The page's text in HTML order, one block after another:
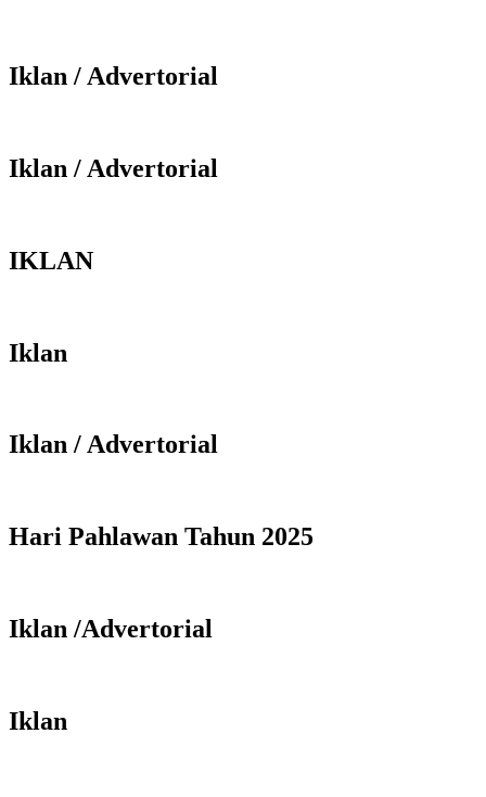
Iklan / Advertorial
Iklan / Advertorial
IKLAN
Iklan
Iklan / Advertorial
Hari Pahlawan Tahun 2025
Iklan /Advertorial
Iklan